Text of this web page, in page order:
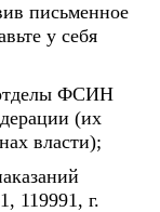
письменное
у себя
отделы ФСИН
(их
власти);
119991, г.